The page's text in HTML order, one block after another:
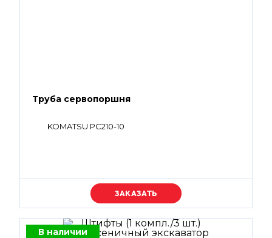
Труба сервопоршня
KOMATSU PC210-10
Уточняйте цену
В наличии